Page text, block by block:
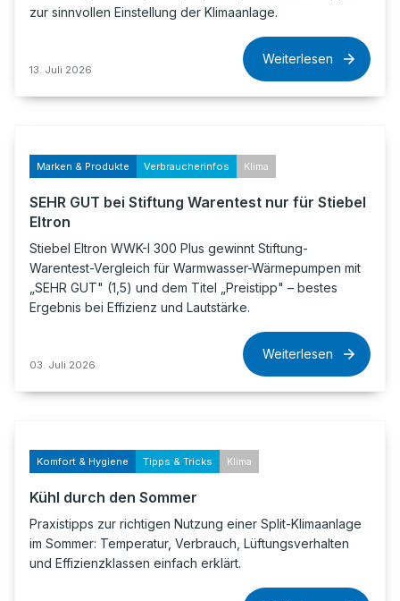
zur sinnvollen Einstellung der Klimaanlage.
13. Juli 2026
Weiterlesen
Marken & Produkte Verbraucherinfos Klima
SEHR GUT bei Stiftung Warentest nur für Stiebel
Eltron
Stiebel Eltron WWK-I 300 Plus gewinnt Stiftung-
Warentest-Vergleich für Warmwasser-Wärmepumpen mit
„SEHR GUT" (1,5) und dem Titel „Preistipp" – bestes
Ergebnis bei Effizienz und Lautstärke.
03. Juli 2026
Weiterlesen
Komfort & Hygiene Tipps & Tricks Klima
Kühl durch den Sommer
Praxistipps zur richtigen Nutzung einer Split-Klimaanlage
im Sommer: Temperatur, Verbrauch, Lüftungsverhalten
und Effizienzklassen einfach erklärt.